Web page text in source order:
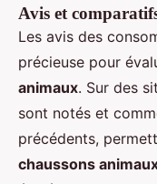
Avis et
Les avis des
précieuse pour
animaux. Sur des
sont notés et
précédents,
chaussons